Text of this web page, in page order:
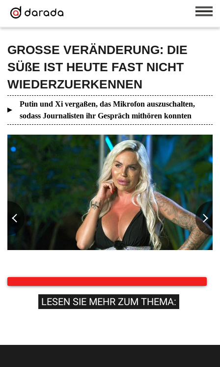
GROSSE VERÄNDERUNG: DIE
SÜßE IST HEUTE FAST NICHT
WIEDERZUERKENNEN
Putin und Xi vergaßen, das Mikrofon auszuschalten,
sodass Journalisten ihr Gespräch mithören konnten
LESEN SIE MEHR ZUM THEMA: